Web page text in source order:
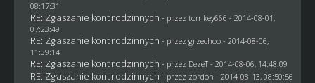
08:17:31
RE: Zgłaszanie kont rodzinnych - przez tomkey666 - 2014-08-01,
07:23:49
RE: Zgłaszanie kont rodzinnych - przez grzechoo - 2014-08-06,
11:39:14
RE: Zgłaszanie kont rodzinnych - przez DezeT- 2014-08-06, 14:48:09
RE: Zgłaszanie kont rodzinnych - przez zordon - 2014-08-13, 08:50:56